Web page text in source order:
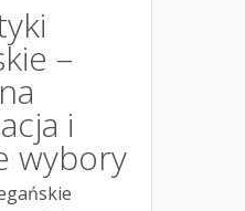
–
i
wybory